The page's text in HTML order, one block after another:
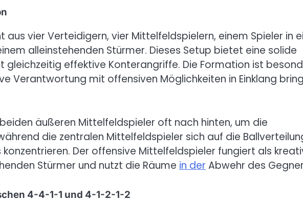
vier Verteidigern, vier Mittelfeldspielern, einem Spieler in
alleinstehenden Stürmer. Dieses Setup bietet eine solide
gleichzeitig effektive Konterangriffe. Die Formation ist
Verantwortung mit offensiven Möglichkeiten in Einklang
äußeren Mittelfeldspieler oft nach hinten, um die
die zentralen Mittelfeldspieler sich auf die
konzentrieren. Der offensive Mittelfeldspieler fungiert als
Stürmer und nutzt die Räume in der Abwehr des
4-4-1-1 und 4-1-2-1-2